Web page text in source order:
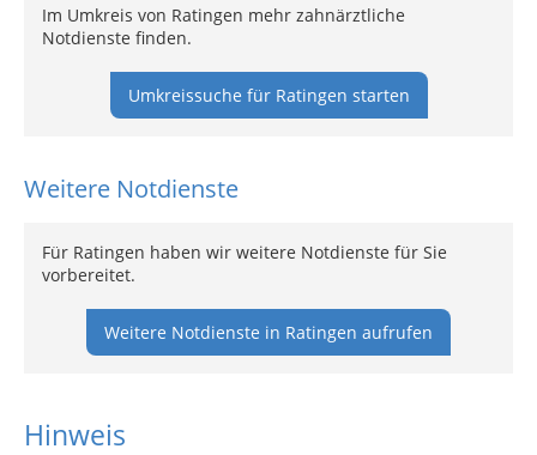
Im Umkreis von Ratingen mehr zahnärztliche
Notdienste finden.
Umkreissuche für Ratingen starten
Weitere Notdienste
Für Ratingen haben wir weitere Notdienste für Sie
vorbereitet.
Weitere Notdienste in Ratingen aufrufen
Hinweis